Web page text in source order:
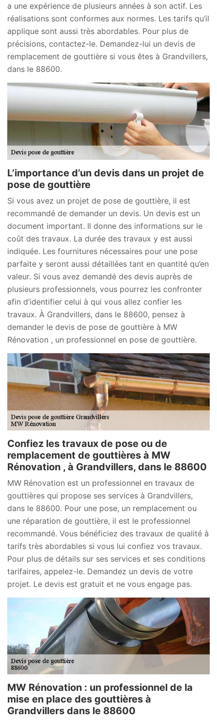
a une expérience de plusieurs années à son actif. Les
réalisations sont conformes aux normes. Les tarifs qu’il
applique sont aussi très abordables. Pour plus de
précisions, contactez-le. Demandez-lui un devis de
remplacement de gouttière si vous êtes à Grandvillers,
dans le 88600.
L’importance d’un devis dans un projet de
pose de gouttière
Si vous avez un projet de pose de gouttière, il est
recommandé de demander un devis. Un devis est un
document important. Il donne des informations sur le
coût des travaux. La durée des travaux y est aussi
indiquée. Les fournitures nécessaires pour une pose
parfaite y seront aussi détaillées tant en quantité qu’en
valeur. Si vous avez demandé des devis auprès de
plusieurs professionnels, vous pourrez les confronter
afin d’identifier celui à qui vous allez confier les
travaux. À Grandvillers, dans le 88600, pensez à
demander le devis de pose de gouttière à MW
Rénovation , un professionnel en pose de gouttière.
Confiez les travaux de pose ou de
remplacement de gouttières à MW
Rénovation , à Grandvillers, dans le 88600
MW Rénovation est un professionnel en travaux de
gouttières qui propose ses services à Grandvillers,
dans le 88600. Pour une pose, un remplacement ou
une réparation de gouttière, il est le professionnel
recommandé. Vous bénéficiez des travaux de qualité à
tarifs très abordables si vous lui confiez vos travaux.
Pour plus de détails sur ses services et ses conditions
tarifaires, appelez-le. Demandez un devis de votre
projet. Le devis est gratuit et ne vous engage pas.
MW Rénovation : un professionnel de la
mise en place des gouttières à
Grandvillers dans le 88600